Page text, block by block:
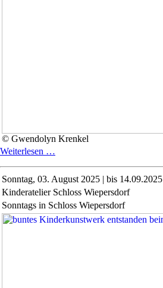
© Gwendolyn Krenkel
Weiterlesen …
–
wir
hören
was
wir
Sonntag, 03. August 2025 | bis 14.09.2025
Kinderatelier Schloss Wiepersdorf
Sonntags in Schloss Wiepersdorf